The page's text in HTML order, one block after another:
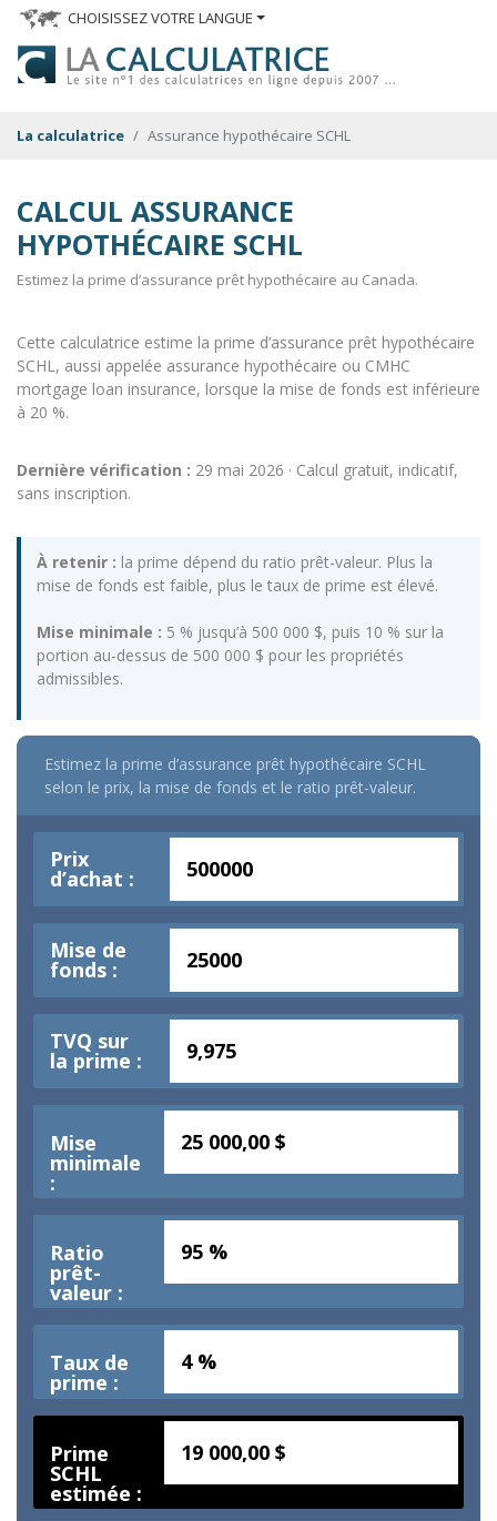
CHOISISSEZ VOTRE LANGUE
La calculatrice Assurance hypothécaire SCHL
CALCUL ASSURANCE
HYPOTHÉCAIRE SCHL
Estimez la prime d’assurance prêt hypothécaire au Canada.
Cette calculatrice estime la prime d’assurance prêt hypothécaire
SCHL, aussi appelée assurance hypothécaire ou CMHC
mortgage loan insurance, lorsque la mise de fonds est inférieure
à 20 %.
Dernière vérification : 29 mai 2026 · Calcul gratuit, indicatif,
sans inscription.
À retenir : la prime dépend du ratio prêt-valeur. Plus la
mise de fonds est faible, plus le taux de prime est élevé.
Mise minimale : 5 % jusqu’à 500 000 $, puis 10 % sur la
portion au-dessus de 500 000 $ pour les propriétés
admissibles.
Estimez la prime d’assurance prêt hypothécaire SCHL
selon le prix, la mise de fonds et le ratio prêt-valeur.
Prix
d’achat :
Mise de
fonds :
TVQ sur
la prime :
Mise
minimale
:
25 000,00 $
Ratio
prêt-
valeur :
95 %
Taux de
prime :
4 %
Prime
SCHL
estimée :
19 000,00 $